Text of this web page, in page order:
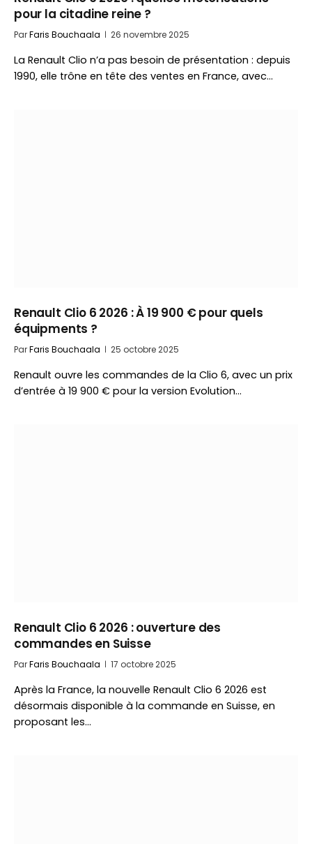
pour la citadine reine ?
ParFaris Bouchaala 26 novembre 2025
La Renault Clio n’a pas besoin de présentation : depuis
1990, elle trône en tête des ventes en France, avec…
Renault Clio 6 2026 : À 19 900 € pour quels
équipments ?
ParFaris Bouchaala 25 octobre 2025
Renault ouvre les commandes de la Clio 6, avec un prix
d’entrée à 19 900 € pour la version Evolution…
Renault Clio 6 2026 : ouverture des
commandes en Suisse
ParFaris Bouchaala 17 octobre 2025
Après la France, la nouvelle Renault Clio 6 2026 est
désormais disponible à la commande en Suisse, en
proposant les…